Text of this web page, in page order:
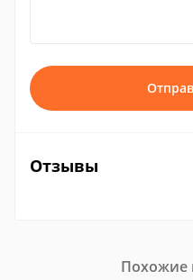
Отзывы
Похожие